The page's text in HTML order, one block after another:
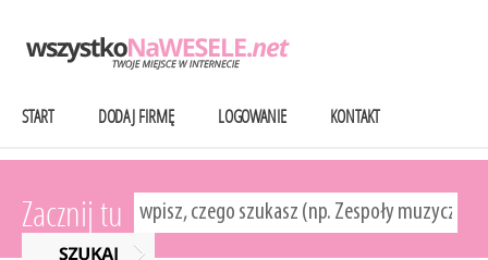
START DODAJ FIRMĘ LOGOWANIE KONTAKT
Zacznij tu